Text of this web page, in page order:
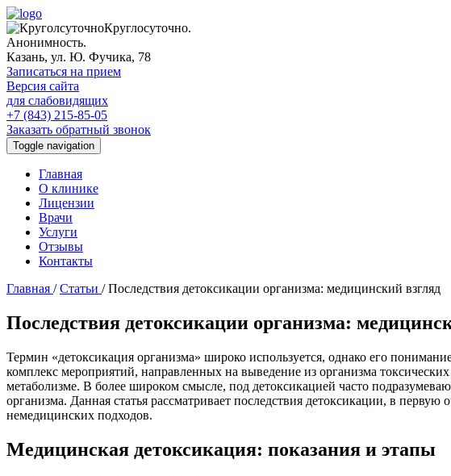
Круглосуточно.
Анонимность.
Казань, ул. Ю. Фучика, 78
Записаться на прием
Версия сайта
для слабовидящих
+7 (843) 215-85-05
Заказать обратный звонок
Toggle navigation
Главная
О клинике
Лицензии
Врачи
Услуги
Отзывы
Контакты
Главная /Статьи /Последствия детоксикации организма: медицинский взгляд
Последствия детоксикации организма:
Термин «детоксикация организма» широко используется, однако его
комплекс мероприятий, направленных на выведение из организма
метаболизме. В более широком смысле, под детоксикацией часто
организма. Данная статья рассматривает последствия детоксикации, в
немедицинских подходов.
Медицинская детоксикация: показания и этапы